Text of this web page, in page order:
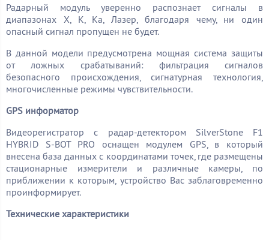
Радарный модуль уверенно распознает сигналы в
диапазонах Х, К, Ка, Лазер, благодаря чему, ни один
опасный сигнал пропущен не будет.
В данной модели предусмотрена мощная система защиты
от ложных срабатываний: фильтрация сигналов
безопасного происхождения, сигнатурная технология,
многочисленные режимы чувствительности.
GPS информатор
Видеорегистратор с радар-детектором SilverStone F1
HYBRID S-BOT PRO оснащен модулем GPS, в который
внесена база данных с координатами точек, где размещены
стационарные измерители и различные камеры, по
приближении к которым, устройство Вас заблаговременно
проинформирует.
Технические характеристики